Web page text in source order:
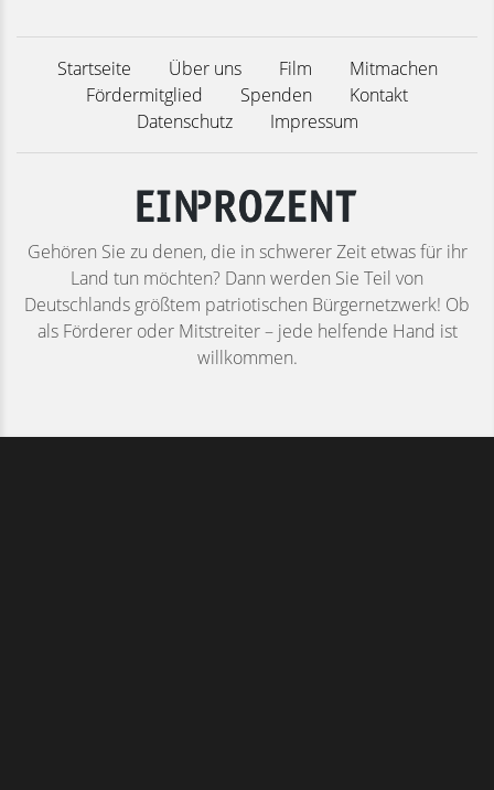
Startseite Über uns Film
Mitmachen
Fördermitglied
Spenden
Kontakt
Datenschutz
Impressum
Gehören Sie zu denen, die in schwerer Zeit etwas für ihr
Land tun möchten? Dann werden Sie Teil von
Deutschlands größtem patriotischen Bürgernetzwerk! Ob
als Förderer oder Mitstreiter – jede helfende Hand ist
willkommen.